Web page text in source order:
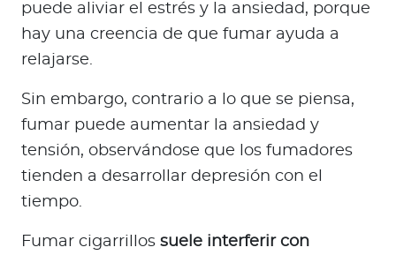
puede aliviar el estrés y la ansiedad, porque
hay una creencia de que fumar ayuda a
relajarse.
Sin embargo, contrario a lo que se piensa,
fumar puede aumentar la ansiedad y
tensión, observándose que los fumadores
tienden a desarrollar depresión con el
tiempo.
Fumar cigarrillos suele interferir con